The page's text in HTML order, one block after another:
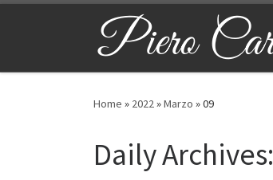
Home » 2022»Marzo »09
Daily Archives: